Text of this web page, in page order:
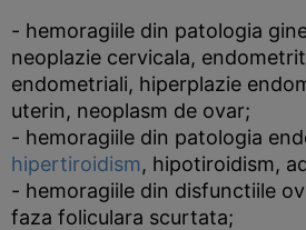
- hemoragiile din patologia
neoplazie cervicala,
endometriali, hiperplazie
uterin, neoplasm de ovar;
- hemoragiile din patologia
hipertiroidism, hipotiroidism,
- hemoragiile din disfunctiile
faza foliculara scurtata;